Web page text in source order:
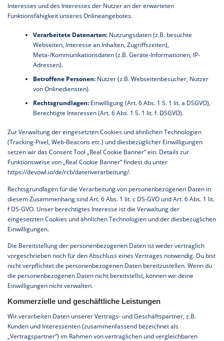
Interesses und des Interesses der Nutzer an der erwarteten
Funktionsfähigkeit unseres Onlineangebotes.
Verarbeitete Datenarten:Nutzungsdaten (z.B. besuchte
Webseiten, Interesse an Inhalten, Zugriffszeiten),
Meta-/Kommunikationsdaten (z.B. Geräte-Informationen, IP-
Adressen).
Betroffene Personen:Nutzer (z.B. Webseitenbesucher, Nutzer
von Onlinediensten).
Rechtsgrundlagen:Einwilligung (Art. 6 Abs. 1 S. 1 lit. a DSGVO),
Berechtigte Interessen (Art. 6 Abs. 1 S. 1 lit. f. DSGVO).
Zur Verwaltung der eingesetzten Cookies und ähnlichen Technologien
(Tracking-Pixel, Web-Beacons etc.) und diesbezüglicher Einwilligungen
setzen wir das Consent Tool „Real Cookie Banner“ ein. Details zur
Funktionsweise von „Real Cookie Banner“ findest du unter
https://devowl.io/de/rcb/datenverarbeitung/.
Rechtsgrundlagen für die Verarbeitung von personenbezogenen Daten in
diesem Zusammenhang sind Art. 6 Abs. 1 lit. c DS-GVO und Art. 6 Abs. 1 lit.
f DS-GVO. Unser berechtigtes Interesse ist die Verwaltung der
eingesetzten Cookies und ähnlichen Technologien und der diesbezüglichen
Einwilligungen.
Die Bereitstellung der personenbezogenen Daten ist weder vertraglich
vorgeschrieben noch für den Abschluss eines Vertrages notwendig. Du bist
nicht verpflichtet die personenbezogenen Daten bereitzustellen. Wenn du
die personenbezogenen Daten nicht bereitstellst, können wir deine
Einwilligungen nicht verwalten.
Kommerzielle und geschäftliche Leistungen
Wir verarbeiten Daten unserer Vertrags- und Geschäftspartner, z.B.
Kunden und Interessenten (zusammenfassend bezeichnet als
„Vertragspartner“) im Rahmen von vertraglichen und vergleichbaren